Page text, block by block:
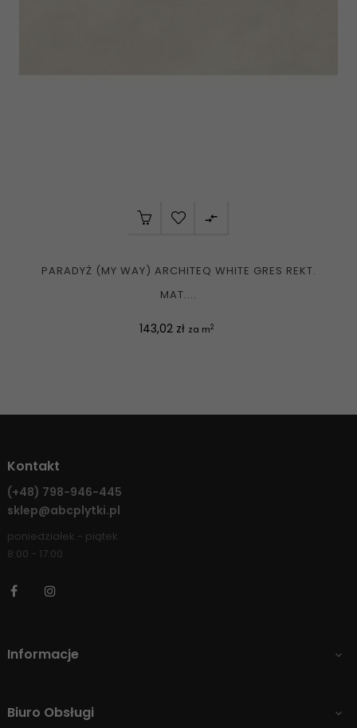

PARADYŻ (MY WAY) ARCHITEQ WHITE GRES REKT.
MAT....
Cena
143,02 zł za m2
Kontakt
(+48) 798-946-445
sklep@abcplytki.pl
poniedziałek - piątek
8:00 - 17:00
Facebook
Informacje 
Biuro Obsługi 